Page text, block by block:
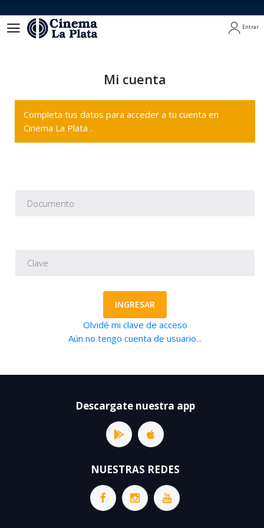
Entrar
Mi cuenta
Completa tus datos para acceder a tu cuenta en
Cinema La Plata .
INGRESAR
Olvidé mi clave de acceso
Aún no tengo cuenta de usuario...
Descargate nuestra app
NUESTRAS REDES